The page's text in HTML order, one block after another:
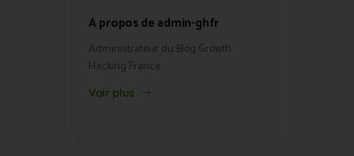
A propos de admin-ghfr
Administrateur du Blog Growth
Hacking France
Voir plus